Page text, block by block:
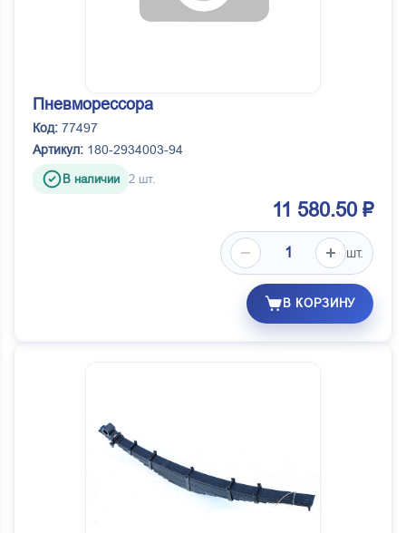
Пневморессора
Код: 77497
Артикул: 180-2934003-94
В наличии 2 шт.
11 580.50 ₽
шт.
В КОРЗИНУ